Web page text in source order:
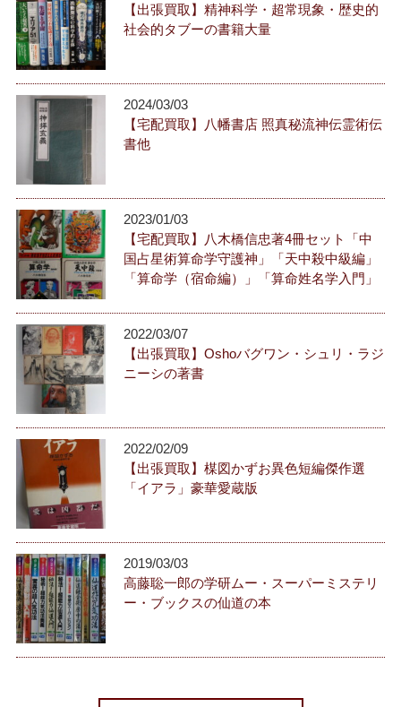
【出張買取】精神科学・超常現象・歴史的
社会的タブーの書籍大量
2024/03/03
【宅配買取】八幡書店 照真秘流神伝霊術伝
書他
2023/01/03
【宅配買取】八木橋信忠著4冊セット「中
国占星術算命学守護神」「天中殺中級編」
「算命学（宿命編）」「算命姓名学入門」
2022/03/07
【出張買取】Oshoバグワン・シュリ・ラジ
ニーシの著書
2022/02/09
【出張買取】楳図かずお異色短編傑作選
「イアラ」豪華愛蔵版
2019/03/03
高藤聡一郎の学研ムー・スーパーミステリ
ー・ブックスの仙道の本